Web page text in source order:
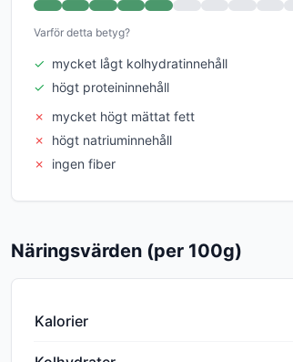
Varför detta betyg?
✓ mycket lågt kolhydratinnehåll
✓ högt proteininnehåll
✗
mycket högt mättat fett
✗
högt natriuminnehåll
✗
ingen fiber
Näringsvärden (per 100g)
Kalorier